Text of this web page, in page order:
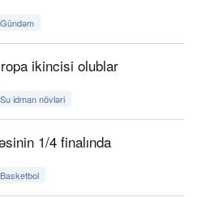
Gündəm
ikincisi olublar
Su idman növləri
1/4 finalında
Basketbol